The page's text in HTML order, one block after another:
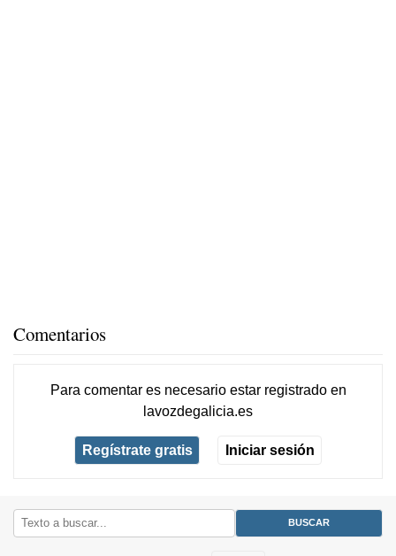
Comentarios
Para comentar es necesario estar registradoen
lavozdegalicia.es
Regístrate gratis Iniciar sesión